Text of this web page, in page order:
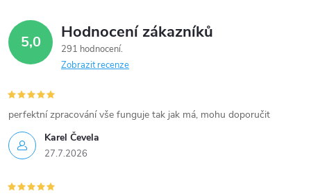
5,0 Hodnocení zákazníků
291 hodnocení
Zobrazit recenze
Karel Čevela
27.7.2026
perfektní zpracování vše funguje tak jak má, mohu doporučit